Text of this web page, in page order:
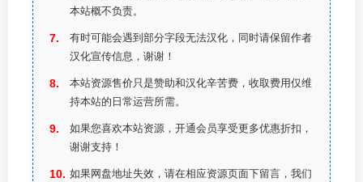
本站概不负责。
有时可能会遇到部分字段无法汉化，同时请保留作者
汉化宣传信息，谢谢！
本站资源售价只是赞助和汉化辛苦费，收取费用仅维
持本站的日常运营所需。
如果您喜欢本站资源，开通会员享受更多优惠折扣，
谢谢支持！
如果网盘地址失效，请在相应资源页面下留言，我们